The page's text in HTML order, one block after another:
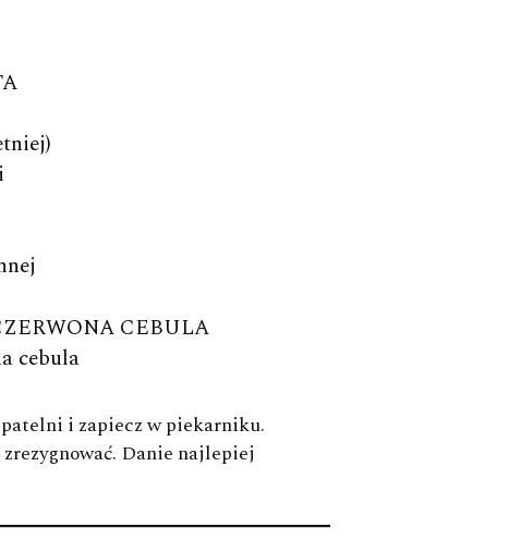
CEBULA
cebula
i zapiecz w piekarniku.
Danie najlepiej